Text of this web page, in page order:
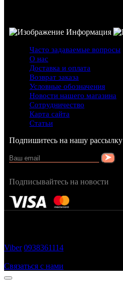
Информация
Часто задаваемые вопросы
О нас
Доставка и оплата
Возврат заказа
Условные обозначения
Новости нашего магазина
Сотрудничество
Карта сайта
Статьи
Подпишитесь на нашу рассылку
Подписывайтесь на новости
Viber 0938361114
Связаться с нами